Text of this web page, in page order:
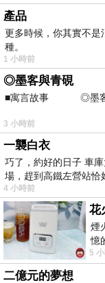
產品
更多時候，你其實不是
種。
1 小時前
◎墨客與青硯
■寓言故事 ◎墨客
⊕潘
的墨客，在京城的古玩
3 小時前
一襲白衣
巧了，約好的日子 車
場，趕到高鐵左營站恰
4 小時前
花
煙
憶
5
二億元的夢想